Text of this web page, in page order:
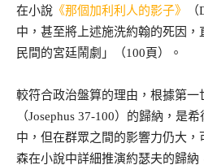
在小說 《那個加利利人的影子》
中，甚至將上述施洗約翰的死因
民間的宮廷鬧劇」（100頁）。
較符合政治盤算的理由，根據第一
（Josephus 37-100）的歸納，是
中，但在群眾之間的影響力仍大
森在小說中詳細推演約瑟夫的歸